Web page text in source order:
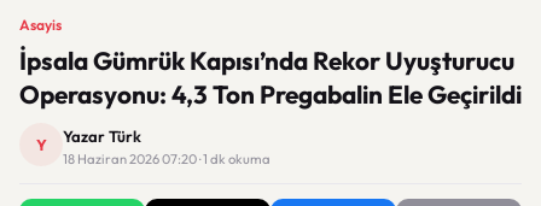
Asayis
İpsala Gümrük Kapısı’nda Rekor Uyuşturucu
Operasyonu: 4,3 Ton Pregabalin Ele Geçirildi
Y Yazar Türk
18 Haziran 2026 07:20 · 1 dk okuma